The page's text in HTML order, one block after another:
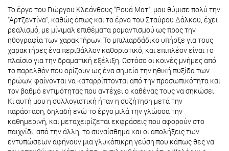
Το έργο του Γιώργου Κλεάνθους “Ρουά Ματ”, μου θύμισε πολύ την
“Αρτζεντίνα”, καθώς όπως και το έργο του Σταύρου Δάλκου, έχει
ρεαλισμό, με μίνιμαλ επιθέματα ρομαντισμού ως προς την
ηθογραφία των χαρακτήρων. Το μπιλιαρδάδικο υπήρξε για τους
χαρακτήρες ένα περιβάλλον καθοριστικό, και επιπλέον είναι το
πλαίσιο για την δραματική εξέλιξη. Ωστόσο οι κοινές μνήμες από
το παρελθόν που ορίζουν ως ένα σημείο την ηθική πυξίδα των
ηρώων, φαίνονται να καταρρίπτονται από την προσωπικότητα και
τον βαθμό εντιμότητας που αντέχει ο καθένας τους να σηκώσει.
Κι αυτή μου η συλλογιστική ήταν η συζήτηση μετά την
παράσταση, δηλαδή ενώ το έργο μιλά την γλώσσα την
καθημερινή, και μεταχειρίζεται εκφράσεις που αφορούν στο
παιχνίδι, από την άλλη, το συναίσθημα και οι απολήξεις των
εντυπώσεων αφήνουν μια γλυκόπικρη γεύση που κάπως θες να